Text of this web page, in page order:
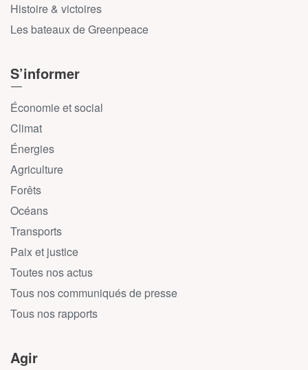
Histoire & victoires
Les bateaux de Greenpeace
S’informer
Économie et social
Climat
Énergies
Agriculture
Forêts
Océans
Transports
Paix et justice
Toutes nos actus
Tous nos communiqués de presse
Tous nos rapports
Agir